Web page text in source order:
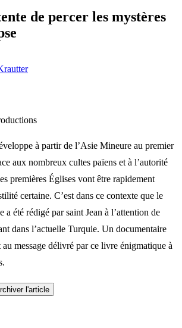
de percer les mystères
à partir de l’Asie Mineure au premier
aux nombreux cultes païens et à l’autorité
premières Églises vont être rapidement
certaine. C’est dans ce contexte que le
été rédigé par saint Jean à l’attention de
dans l’actuelle Turquie. Un documentaire
au message délivré par ce livre énigmatique à
l'article